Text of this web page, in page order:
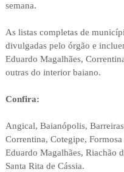
semana.
As listas completas de
divulgadas pelo órgão e
Eduardo Magalhães,
outras do interior baiano.
Confira:
Angical, Baianópolis,
Correntina, Cotegipe,
Eduardo Magalhães, Riachão
Santa Rita de Cássia.